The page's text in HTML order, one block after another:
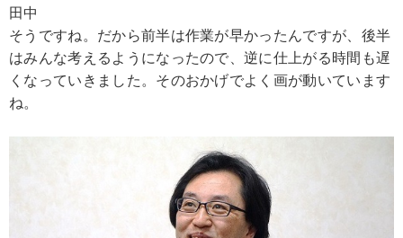
田中
そうですね。だから前半は作業が早かったんですが、後半
はみんな考えるようになったので、逆に仕上がる時間も遅
くなっていきました。そのおかげでよく画が動いています
ね。